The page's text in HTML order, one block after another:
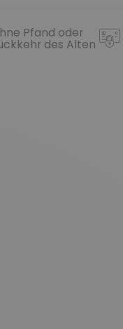
Pfand oder
des Alten